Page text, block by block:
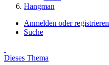
Hangman
Anmelden oder registrieren
Suche
Dieses Thema